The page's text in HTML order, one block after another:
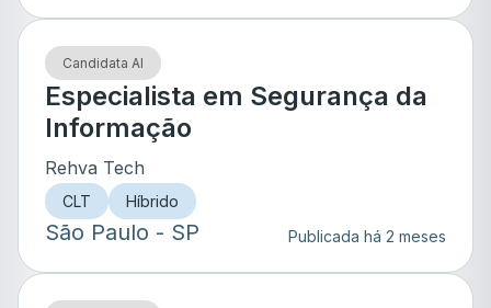
Candidata AI
Especialista em Segurança da
Informação
Rehva Tech
CLT Híbrido
São Paulo - SP Publicada há 2 meses